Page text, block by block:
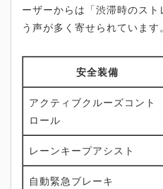
ーザーからは「渋滞時のス
う声が多く寄せられています。
安全装備
アクティブクルーズコント
ロール
レーンキープアシスト
自動緊急ブレーキ